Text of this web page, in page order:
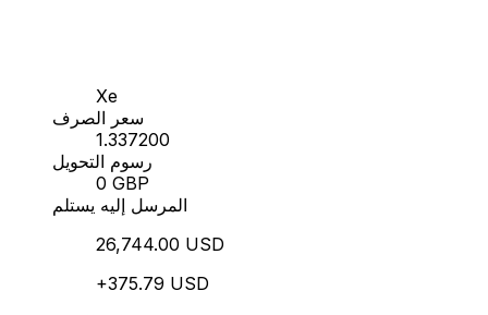
Xe
سعر الصرف
1.337200
رسوم التحويل
0 GBP
المرسل إليه يستلم
26,744.00 USD
+375.79 USD